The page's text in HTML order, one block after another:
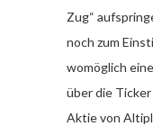
Zug“
noch zum
womöglich
über die
Aktie von